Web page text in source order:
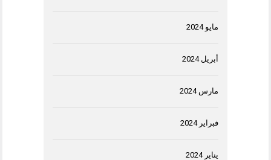
مايو 2024
أبريل 2024
مارس 2024
فبراير 2024
يناير 2024